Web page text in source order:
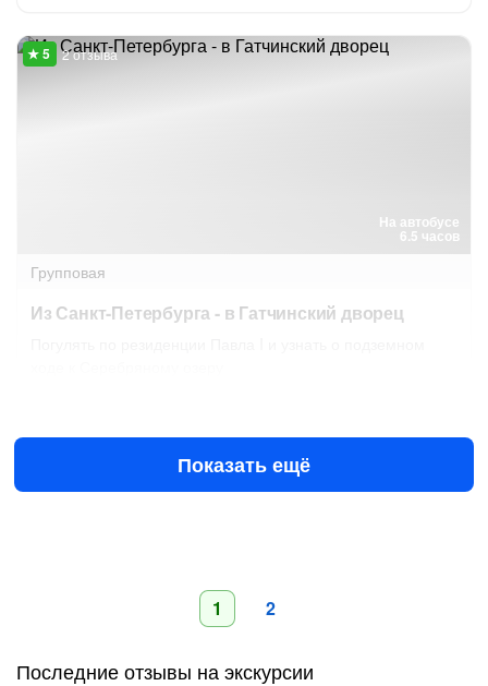
На автобусе
6.5 часов
2 отзыва
Групповая
Из Санкт-Петербурга - в Гатчинский дворец
3350 ₽за человека
Показать ещё
1 2
Последние отзывы на экскурсии